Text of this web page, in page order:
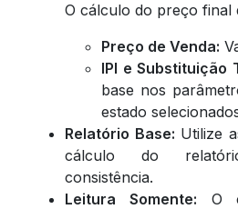
O cálculo do preço final
Preço de Venda:
IPI e Substituição
base nos
estado
Relatório Base: Utilize
cálculo do
consistência.
Leitura Somente: O